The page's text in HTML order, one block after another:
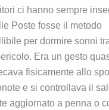
ci hanno sempre
Poste fosse il metodo
per dormire sonni
Era un gesto
fisicamente allo
e si controllava il
aggiornato a penna o